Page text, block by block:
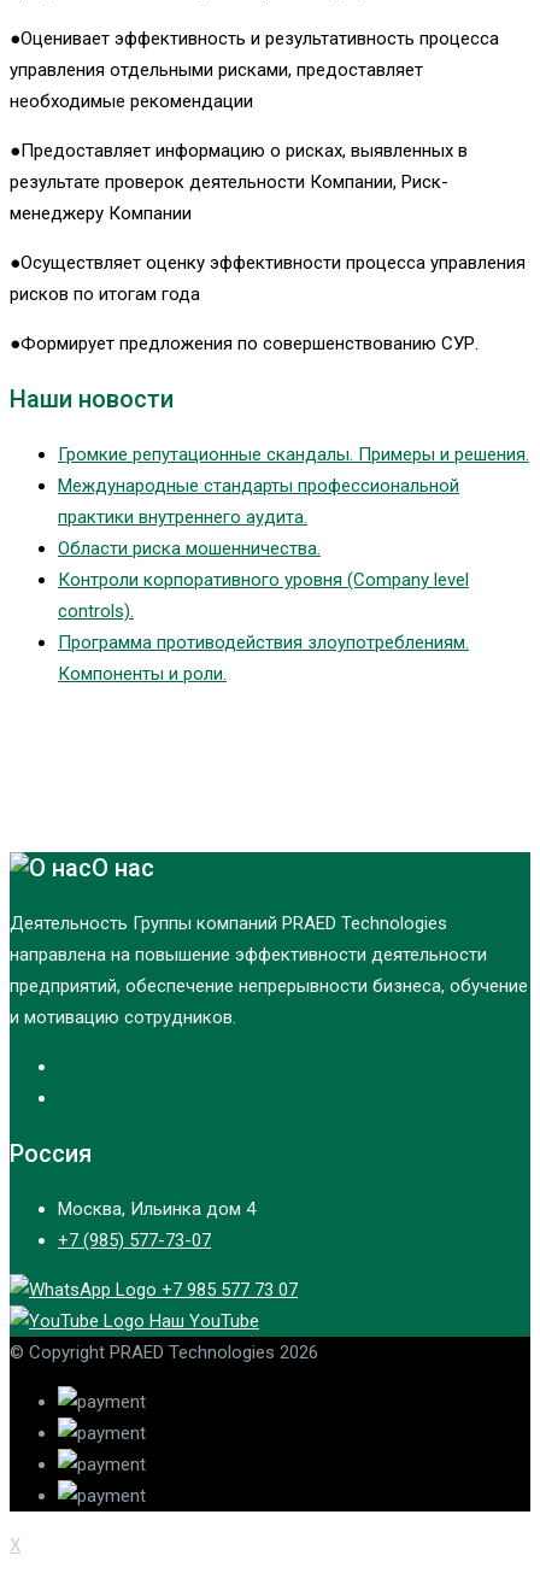
●Оценивает эффективность и результативность процесса
управления отдельными рисками, предоставляет
необходимые рекомендации
●Предоставляет информацию о рисках, выявленных в
результате проверок деятельности Компании, Риск-
менеджеру Компании
●Осуществляет оценку эффективности процесса управления
рисков по итогам года
●Формирует предложения по совершенствованию СУР.
Наши новости
Громкие репутационные скандалы. Примеры и решения.
Международные стандарты профессиональной
практики внутреннего аудита.
Области риска мошенничества.
Контроли корпоративного уровня (Company level
controls).
Программа противодействия злоупотреблениям.
Компоненты и роли.
О нас
Деятельность Группы компаний PRAED Technologies
направлена на повышение эффективности деятельности
предприятий, обеспечение непрерывности бизнеса, обучение
и мотивацию сотрудников.
Россия
Москва, Ильинка дом 4
+7 (985) 577-73-07
+7 985 577 73 07
Наш YouTube
© Copyright PRAED Technologies 2026
X